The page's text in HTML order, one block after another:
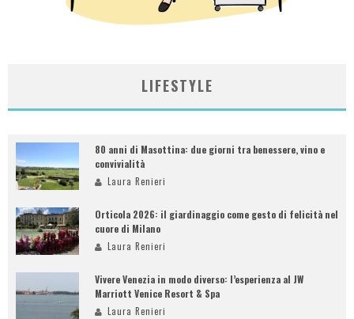
LIFESTYLE
80 anni di Masottina: due giorni tra benessere, vino e
convivialità
Laura Renieri
Orticola 2026: il giardinaggio come gesto di felicità nel
cuore di Milano
Laura Renieri
Vivere Venezia in modo diverso: l’esperienza al JW
Marriott Venice Resort & Spa
Laura Renieri